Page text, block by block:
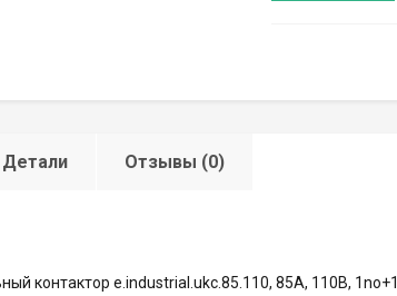
Детали Отзывы (0)
контактор e.industrial.ukc.85.110, 85А, 110В,